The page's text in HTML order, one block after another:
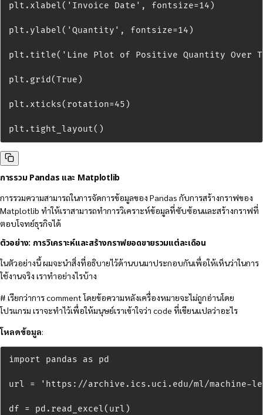
plt.xlabel('Invoice Date', fontsize=14)
plt.ylabel('Quantity', fontsize=14)
plt.title('Line Plot of Positive Quantity Over
plt.grid(True)
plt.xticks(rotation=45)
plt.tight_layout()
การรวม Pandas และ Matplotlib
การรวมความสามารถในการจัดการข้อมูลของ Pandas กับการสร้างกราฟของ
Matplotlib ทำให้เราสามารถทำการวิเคราะห์ข้อมูลที่ซับซ้อนและสร้างกราฟที่
ตอบโจทย์ธุรกิจได้
ตัวอย่าง: การวิเคราะห์และสร้างกราฟยอดขายรวมแต่ละเดือน
ในตัวอย่างนี้ ผมจะนำสิ่งที่อธิบายไว้ด้านบนมาประกอบกันเพื่อให้เห็นว่าในการ
ใช้งานจริง เราทำอย่างไรบ้าง
# เรียกว่าการ comment โดยข้อความหลังเครื่องหมายจะไม่ถูกอ่านโดย
โปรแกรม เราจะทำไว้เพื่อให้มนุษย์เราเข้าใจว่า code ที่เขียนแปลว่าอะไร
โหลดข้อมูล:
import pandas as pd
url = 'https://archive.ics.uci.edu/ml/machine-
df = pd.read_excel(url)